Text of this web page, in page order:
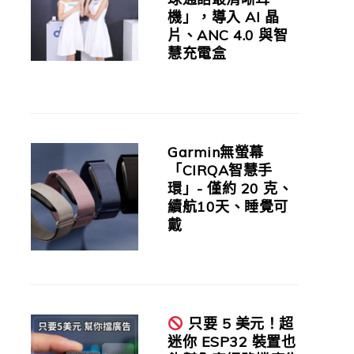
機」，導入 AI 晶
片、ANC 4.0 與智
慧充電盒
Garmin無螢幕
「CIRQA智慧手
環」- 僅約 20 克、
續航10天、睡覺可
戴
只要 5 美元！超
迷你 ESP32 裝置也